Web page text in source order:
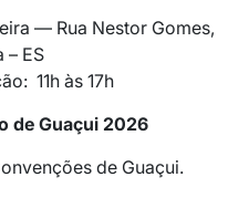
— Rua Nestor Gomes,
– ES
11h às 17h
de Guaçui 2026
de Guaçui.